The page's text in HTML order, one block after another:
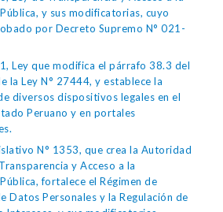
y sus modificatorias, cuyo
por Decreto Supremo N° 021-
Ley que modifica el párrafo 38.3 del
la Ley N° 27444, y establece la
diversos dispositivos legales en el
Peruano y en portales
N° 1353, que crea la Autoridad
y Acceso a la
fortalece el Régimen de
Datos Personales y la Regulación de